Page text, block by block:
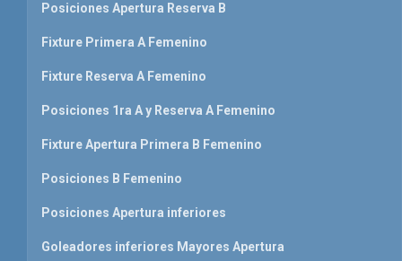
Posiciones Apertura Reserva B
Fixture Primera A Femenino
Fixture Reserva A Femenino
Posiciones 1ra A y Reserva A Femenino
Fixture Apertura Primera B Femenino
Posiciones B Femenino
Posiciones Apertura inferiores
Goleadores inferiores Mayores Apertura